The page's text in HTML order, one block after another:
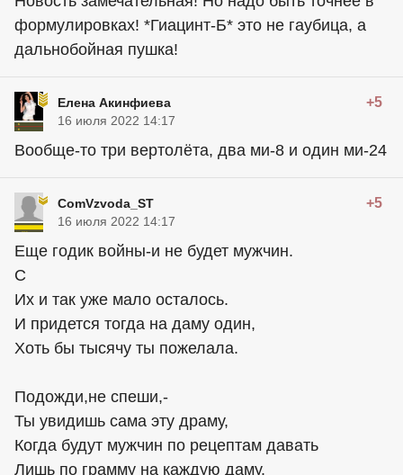
формулировках! *Гиацинт-Б* это не гаубица, а
дальнобойная пушка!
Елена Акинфиева +5
16 июля 2022 14:17
Вообще-то три вертолёта, два ми-8 и один ми-24
ComVzvoda_ST +5
16 июля 2022 14:17
Еще годик войны-и не будет мужчин.
С
Их и так уже мало осталось.
И придется тогда на даму один,
Хоть бы тысячу ты пожелала.
Подожди,не спеши,-
Ты увидишь сама эту драму,
Когда будут мужчин по рецептам давать
Лишь по грамму на каждую даму.